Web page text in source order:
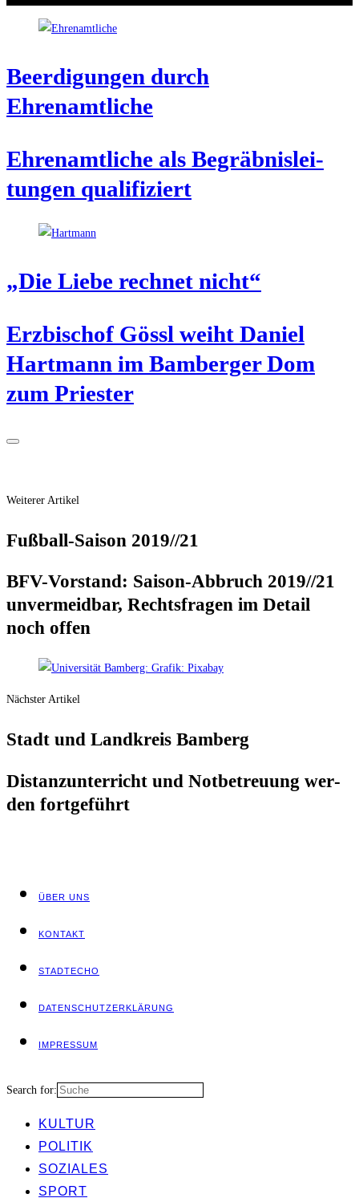
Beer­di­gun­gen durch
Ehrenamtliche
Ehren­amt­li­che als Begräb­nis­lei­
tun­gen qualifiziert
„Die Lie­be rech­net nicht“
Erz­bi­schof Gössl weiht Dani­el
Hart­mann im Bam­ber­ger Dom
zum Priester
Weiterer Artikel
Fuß­ball-Sai­son 2019/​/​21
BFV-Vor­stand: Sai­son-Abbruch 2019/​/​21
unver­meid­bar, Rechts­fra­gen im Detail
noch offen
Nächster Artikel
Stadt und Land­kreis Bamberg
Distanz­un­ter­richt und Not­be­treu­ung wer­
den fortgeführt
ÜBER UNS
KON­TAKT
STADT­ECHO
DATEN­SCHUTZ­ER­KLÄ­RUNG
IMPRES­SUM
Search for:
KUL­TUR
POLI­TIK
SOZIA­LES
SPORT